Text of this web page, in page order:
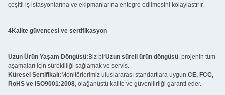
çeşitli iş istasyonlarına ve ekipmanlarına entegre edilmesini kolaylaştırır.
4Kalite güvencesi ve sertifikasyon
Uzun Ürün Yaşam Döngüsü:Biz birUzun süreli ürün döngüsü , projenin tüm
aşamaları için sürekliliği sağlamak ve servis.
Küresel Sertifikalı:Monitörlerimiz uluslararası standartlara uygun. CE, FCC,
RoHS ve ISO9001:2008 , olağanüstü kalite ve güvenilirliği garanti eder.